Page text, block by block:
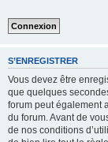
S’ENREGISTRER
Vous devez être
que quelques
forum peut également
du forum. Avant de
de nos conditions